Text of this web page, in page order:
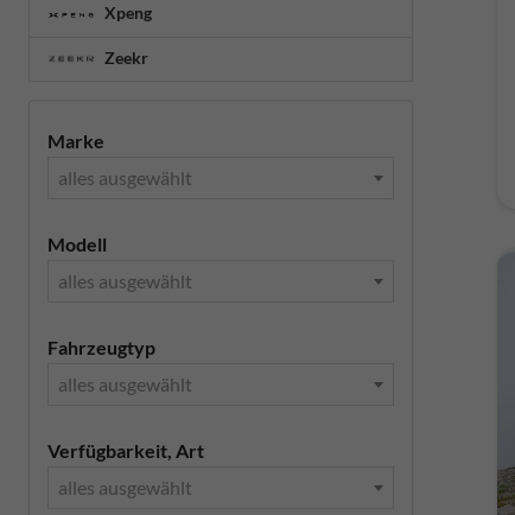
Xpeng
Zeekr
Marke
alles ausgewählt
Modell
alles ausgewählt
Fahrzeugtyp
alles ausgewählt
Verfügbarkeit, Art
alles ausgewählt